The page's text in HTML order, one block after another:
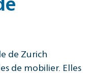
de Zurich
de mobilier. Elles